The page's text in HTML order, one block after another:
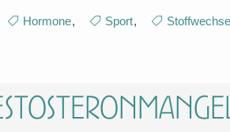
Hormone, Sport,